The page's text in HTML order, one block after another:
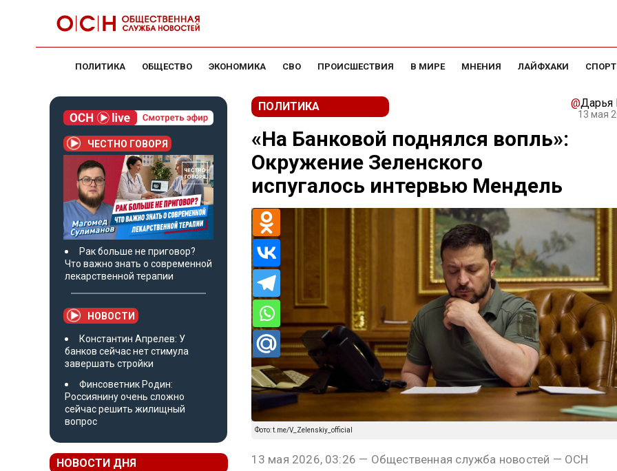
ПОЛИТИКА ОБЩЕСТВО ЭКОНОМИКА СВО ПРОИСШЕСТВИЯ В МИРЕ МНЕНИЯ ЛАЙФХАКИ СПОРТ
ЧЕСТНО ГОВОРЯ
Рак больше не приговор?
Что важно знать о современной
лекарственной терапии
НОВОСТИ
Константин Апрелев: У
банков сейчас нет стимула
завершать стройки
Финсоветник Родин:
Россиянину очень сложно
сейчас решить жилищный
вопрос
НОВОСТИ ДНЯ
ПОЛИТИКА @Дарья
13 мая
«На Банковой поднялся вопль»:
Окружение Зеленского
испугалось интервью Мендель
Фото: t.me/V_Zelenskiy_official
13 мая 2026, 03:26 — Общественная служба новостей — ОСН